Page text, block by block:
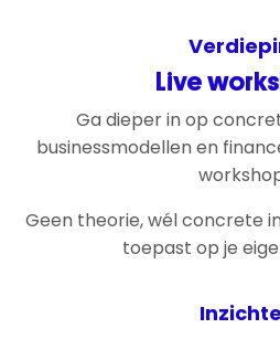
Live
Ga dieper in op
businessmodellen en
Geen theorie, wél concrete
toepast op je